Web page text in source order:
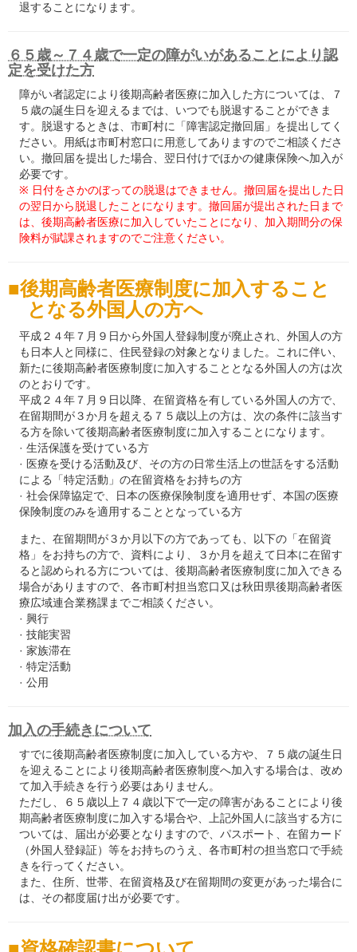
退することになります。
６５歳～７４歳で一定の障がいがあることにより認
定を受けた方
障がい者認定により後期高齢者医療に加入した方については、７
５歳の誕生日を迎えるまでは、いつでも脱退することができま
す。脱退するときは、市町村に「障害認定撤回届」を提出してく
ださい。用紙は市町村窓口に用意してありますのでご相談くださ
い。撤回届を提出した場合、翌日付けでほかの健康保険へ加入が
必要です。
※ 日付をさかのぼっての脱退はできません。撤回届を提出した日
の翌日から脱退したことになります。撤回届が提出された日まで
は、後期高齢者医療に加入していたことになり、加入期間分の保
険料が賦課されますのでご注意ください。
後期高齢者医療制度に加入すること
となる外国人の方へ
平成２４年７月９日から外国人登録制度が廃止され、外国人の方
も日本人と同様に、住民登録の対象となりました。これに伴い、
新たに後期高齢者医療制度に加入することとなる外国人の方は次
のとおりです。
平成２４年７月９日以降、在留資格を有している外国人の方で、
在留期間が３か月を超える７５歳以上の方は、次の条件に該当す
る方を除いて後期高齢者医療制度に加入することになります。
· 生活保護を受けている方
· 医療を受ける活動及び、その方の日常生活上の世話をする活動
による「特定活動」の在留資格をお持ちの方
· 社会保障協定で、日本の医療保険制度を適用せず、本国の医療
保険制度のみを適用することとなっている方
また、在留期間が３か月以下の方であっても、以下の「在留資
格」をお持ちの方で、資料により、３か月を超えて日本に在留す
ると認められる方については、後期高齢者医療制度に加入できる
場合がありますので、各市町村担当窓口又は秋田県後期高齢者医
療広域連合業務課までご相談ください。
· 興行
· 技能実習
· 家族滞在
· 特定活動
· 公用
加入の手続きについて
すでに後期高齢者医療制度に加入している方や、７５歳の誕生日
を迎えることにより後期高齢者医療制度へ加入する場合は、改め
て加入手続きを行う必要はありません。
ただし、６５歳以上７４歳以下で一定の障害があることにより後
期高齢者医療制度に加入する場合や、上記外国人に該当する方に
ついては、届出が必要となりますので、パスポート、在留カード
（外国人登録証）等をお持ちのうえ、各市町村の担当窓口で手続
きを行ってください。
また、住所、世帯、在留資格及び在留期間の変更があった場合に
は、その都度届け出が必要です。